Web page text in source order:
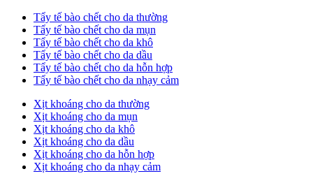
Tẩy tế bào chết cho da thường
Tẩy tế bào chết cho da mụn
Tẩy tế bào chết cho da khô
Tẩy tế bào chết cho da dầu
Tẩy tế bào chết cho da hỗn hợp
Tẩy tế bào chết cho da nhạy cảm
Xịt khoáng cho da thường
Xịt khoáng cho da mụn
Xịt khoáng cho da khô
Xịt khoáng cho da dầu
Xịt khoáng cho da hỗn hợp
Xịt khoáng cho da nhạy cảm